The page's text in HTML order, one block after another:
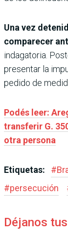
Una vez
comparecer
indagatoria.
presentar la
pedido de
Podés leer:
transferir G.
otra persona
Etiquetas: #
#persecución
Déjanos